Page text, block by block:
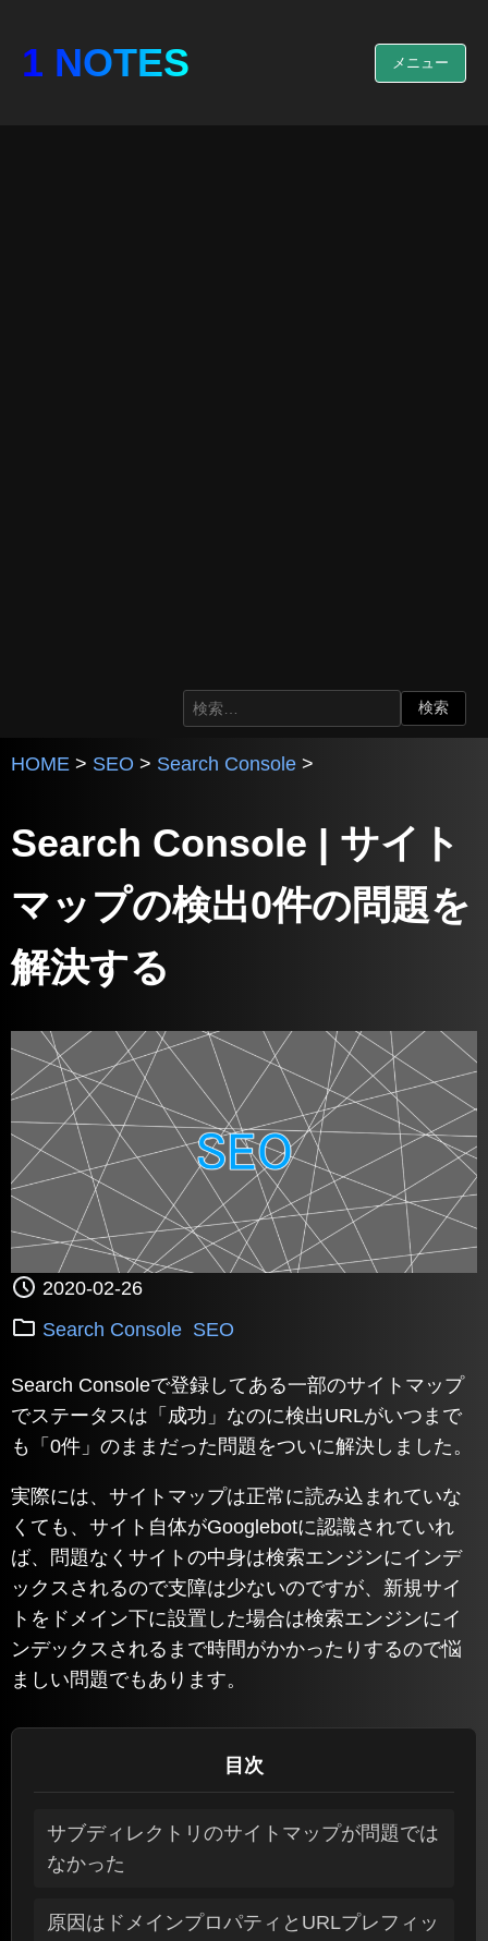
1 NOTES メニュー
HOME > SEO > Search Console >
Search Console | サイト
マップの検出0件の問題を
解決する
2020-02-26
Search Console SEO
Search Consoleで登録してある一部のサイトマップ
でステータスは「成功」なのに検出URLがいつまで
も「0件」のままだった問題をついに解決しました。
実際には、サイトマップは正常に読み込まれていな
くても、サイト自体がGooglebotに認識されていれ
ば、問題なくサイトの中身は検索エンジンにインデ
ックスされるので支障は少ないのですが、新規サイ
トをドメイン下に設置した場合は検索エンジンにイ
ンデックスされるまで時間がかかったりするので悩
ましい問題でもあります。
目次
サブディレクトリのサイトマップが問題では
なかった
原因はドメインプロパティとURLプレフィッ